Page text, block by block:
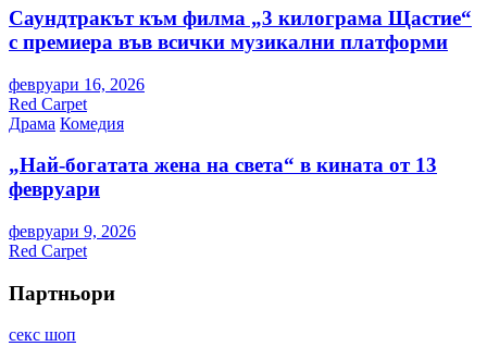
Саундтракът към филма „3 килограма Щастие“
с премиера във всички музикални платформи
февруари 16, 2026
Red Carpet
Драма Комедия
„Най-богатата жена на света“ в кината от 13
февруари
февруари 9, 2026
Red Carpet
Партньори
секс шоп